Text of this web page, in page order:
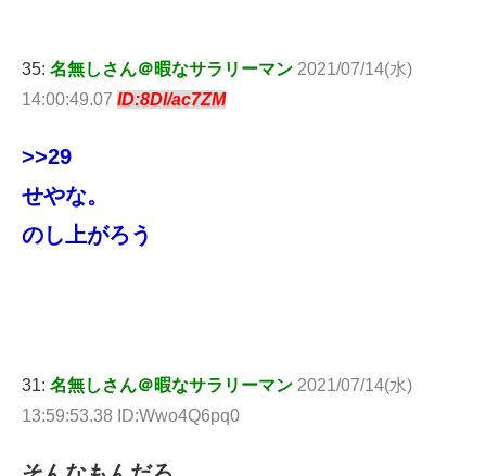
35: 名無しさん＠暇なサラリーマン 2021/07/14(水)
14:00:49.07 ID:8Dl/ac7ZM
>>29
せやな。
のし上がろう
31: 名無しさん＠暇なサラリーマン 2021/07/14(水)
13:59:53.38 ID:Wwo4Q6pq0